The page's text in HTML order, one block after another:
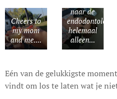
Cheers to
my mom
and me....
naar de
endodontoloog
helemaal
alleen...
Eén van de gelukkigste
vindt om los te laten wat je